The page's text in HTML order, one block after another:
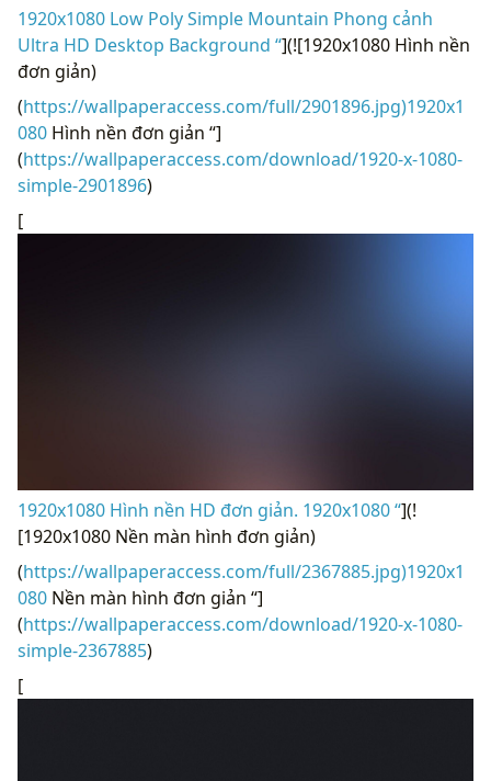
1920x1080 Low Poly Simple Mountain Phong cảnh
Ultra HD Desktop Background “](![1920x1080 Hình nền
đơn giản)
(https://wallpaperaccess.com/full/2901896.jpg)1920x1
080 Hình nền đơn giản “]
(https://wallpaperaccess.com/download/1920-x-1080-
simple-2901896)
[
1920x1080 Hình nền HD đơn giản. 1920x1080 “](!
[1920x1080 Nền màn hình đơn giản)
(https://wallpaperaccess.com/full/2367885.jpg)1920x1
080 Nền màn hình đơn giản “]
(https://wallpaperaccess.com/download/1920-x-1080-
simple-2367885)
[